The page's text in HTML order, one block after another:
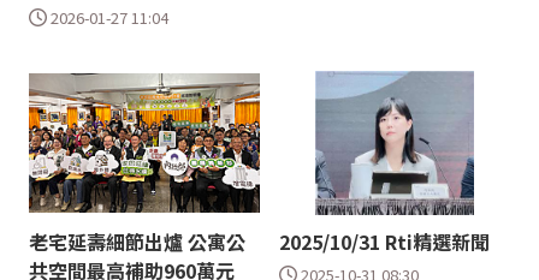
2026-01-27 11:04
老宅延壽細節出爐 公寓公
共空間最高補助960萬元
2025/10/31 Rti精選新聞
2025-10-31 08:30